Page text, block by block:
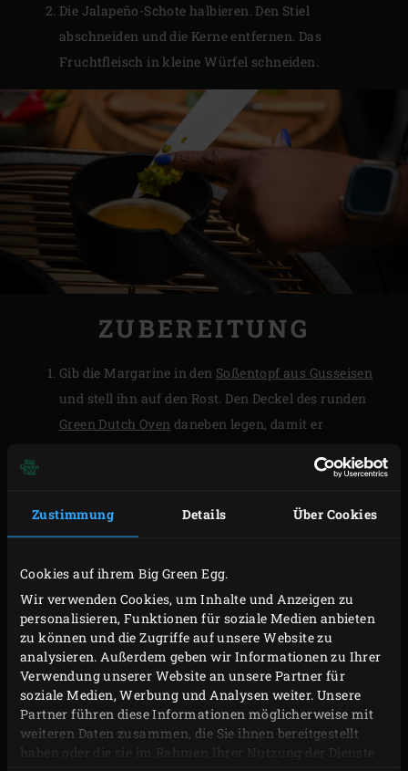
Zustimmung Details Über Cookies
Cookies auf ihrem Big Green Egg.
Wir verwenden Cookies, um Inhalte und Anzeigen zu
personalisieren, Funktionen für soziale Medien anbieten
zu können und die Zugriffe auf unsere Website zu
analysieren. Außerdem geben wir Informationen zu Ihrer
Verwendung unserer Website an unsere Partner für
soziale Medien, Werbung und Analysen weiter. Unsere
Partner führen diese Informationen möglicherweise mit
weiteren Daten zusammen, die Sie ihnen bereitgestellt
haben oder die sie im Rahmen Ihrer Nutzung der Dienste
Die Jalapeño-Schote halbieren. Den Stiel
abschneiden und die Kerne entfernen. Das
Fruchtfleisch in kleine Würfel schneiden.
ZUBEREITUNG
Gib die Margarine in den Soßentopf aus Gusseisen
und stell ihn auf den Rost. Den Deckel des runden
Green Dutch Oven daneben legen, damit er
und warten, bis die Margarine geschmolzen ist.
schwarzer Pfeffer, Knoblauchpulver, Zucker, Eier
mit einem Schneebesen gut vermischen. Die
Jalapeño-Schoten in die geschmolzene Butter
geben und zusammen mit dem Mozzarella durch
den Teig ziehen.
Den Teig in den Deckel des Green Dutch Oven
gießen. Die Oberfläche mit einem Spatel
glattstreichen. Den Deckel des EGGs schließen und
das Maisbrot 22 bis 25 Minuten backen, bis es